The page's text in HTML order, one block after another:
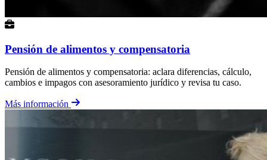
Pensión de alimentos y compensatoria
Pensión de alimentos y compensatoria: aclara diferencias, cálculo,
cambios e impagos con asesoramiento jurídico y revisa tu caso.
Más información